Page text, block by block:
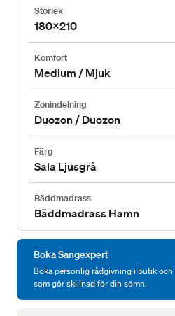
Storlek
180x210
Komfort
Medium / Mjuk
Zonindelning
Duozon / Duozon
Färg
Sala Ljusgrå
Bäddmadrass
Bäddmadrass Hamn
Boka Sängexpert
Boka personlig rådgivning i butik
som gör skillnad för din sömn.